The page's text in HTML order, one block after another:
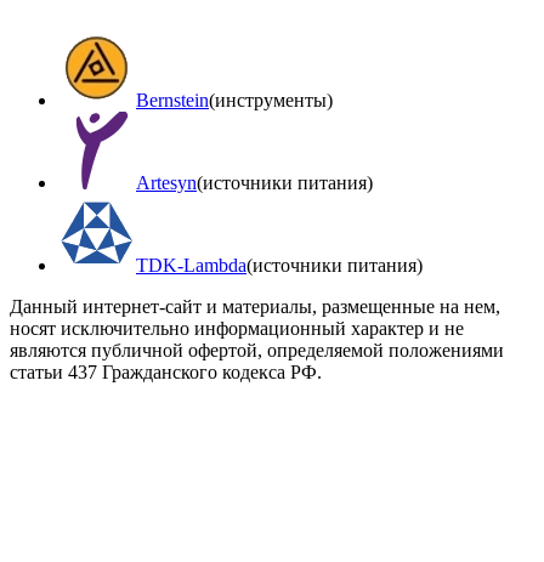
Bernstein(инструменты)
Artesyn(источники питания)
TDK-Lambda(источники питания)
Данный интернет-сайт и материалы, размещенные на нем,
носят исключительно информационный характер и не
являются публичной офертой, определяемой положениями
статьи 437 Гражданского кодекса РФ.